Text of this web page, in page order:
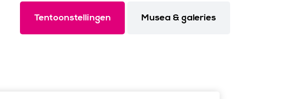
Tentoonstellingen Musea & galeries